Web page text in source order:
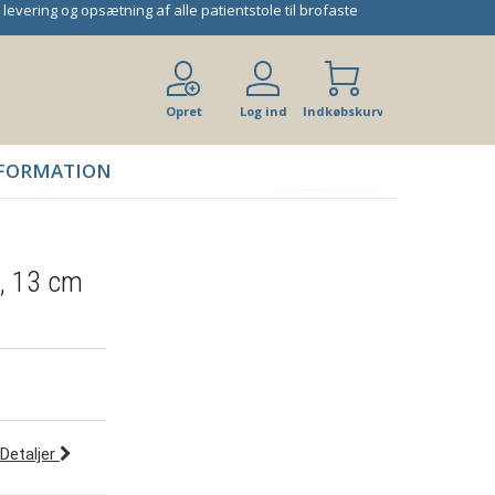
levering og opsætning af alle patientstole til brofaste
Opret
Log ind Indkøbskurv
13 cm
Detaljer